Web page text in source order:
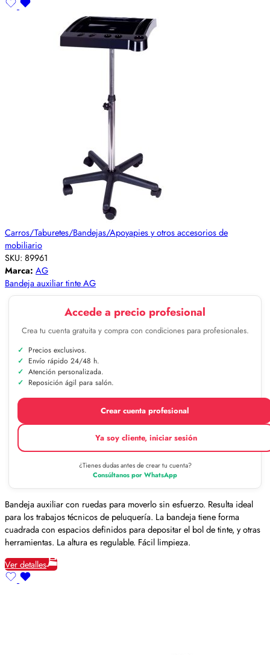
Carros/Taburetes/Bandejas/Apoyapies y otros accesorios de
mobiliario
SKU: 89961
Marca: AG
Bandeja auxiliar tinte AG
Accede a precio profesional
Crea tu cuenta gratuita y compra con condiciones para profesionales.
Precios exclusivos.
Envío rápido 24/48 h.
Atención personalizada.
Reposición ágil para salón.
Crear cuenta profesional
Ya soy cliente, iniciar sesión
¿Tienes dudas antes de crear tu cuenta?
Consúltanos por WhatsApp
Bandeja auxiliar con ruedas para moverlo sin esfuerzo. Resulta ideal
para los trabajos técnicos de peluquería. La bandeja tiene forma
cuadrada con espacios definidos para depositar el bol de tinte, y otras
herramientas. La altura es regulable. Fácil limpieza.
Ver detalles